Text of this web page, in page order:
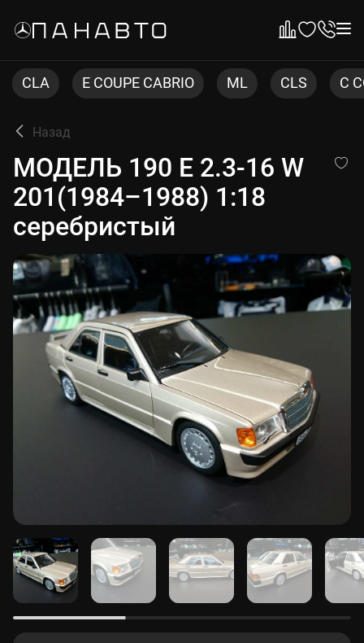
E COUPE CABRIO ML CLS C COUPE
Назад
МОДЕЛЬ 190 E 2.3-16 W
МОДЕЛЬ 190 E 2.3-16 W
201(1984–1988) 1:18
серебристый